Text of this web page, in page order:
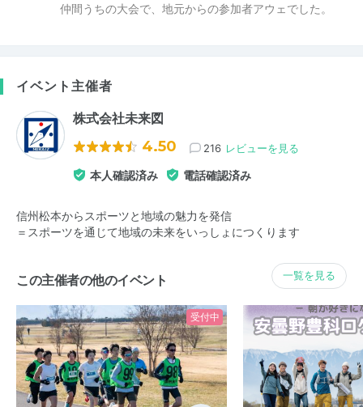
仲間うちの大会で、地元からの参加者アウェでした。
イベント主催者
株式会社未来図
4.50 216 レビューを見る
本人確認済み 電話確認済み
信州松本からスポーツと地域の魅力を発信
＝スポーツを通じて地域の未来をいっしょにつくります
この主催者の他のイベント 一覧を見る
受付中